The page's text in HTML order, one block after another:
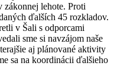
zákonnej lehote. Proti
ďalších 45 rozkladov.
v Šali s odporcami
sme si navzájom naše
aj plánované aktivity
sa na koordinácii ďalšieho